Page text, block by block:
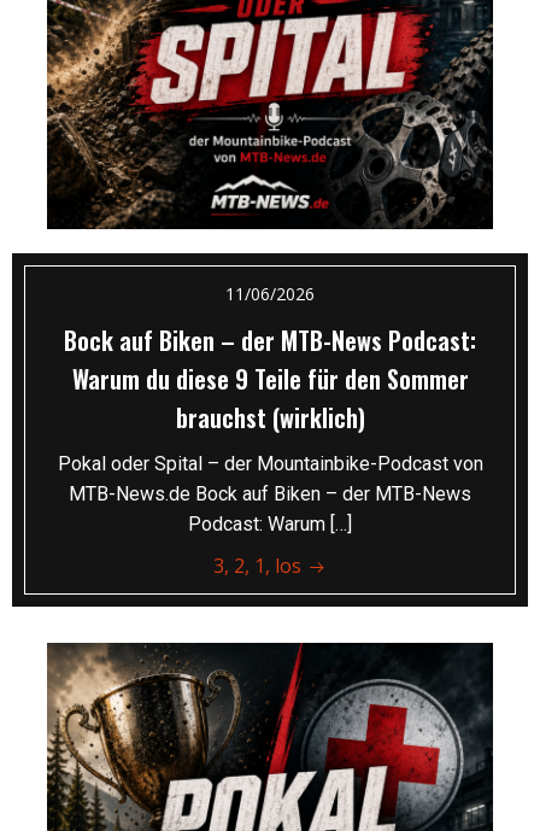
11/06/2026
Bock auf Biken – der MTB-News Podcast:
Warum du diese 9 Teile für den Sommer
brauchst (wirklich)
Pokal oder Spital – der Mountainbike-Podcast von
MTB-News.de Bock auf Biken – der MTB-News
Podcast: Warum […]
3, 2, 1, los